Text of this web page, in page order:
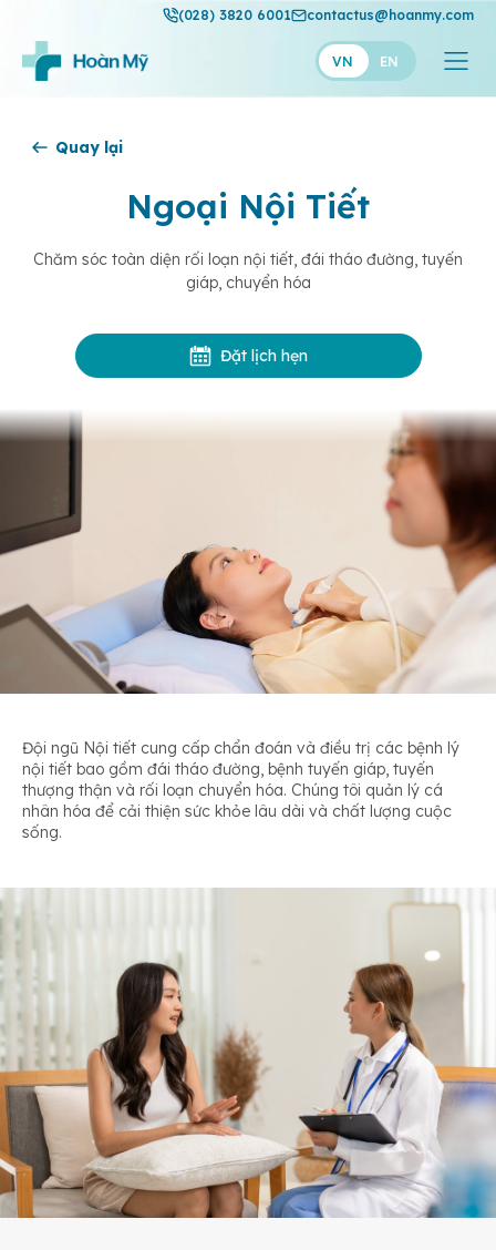
(028) 3820 6001 contactus@hoanmy.com
VN EN
Hạnh Phúc
Thuận Mỹ
Quay lại
Ngoại Nội Tiết
Chăm sóc toàn diện rối loạn nội tiết, đái tháo đường, tuyến
giáp, chuyển hóa
Đặt lịch hẹn
Đội ngũ Nội tiết cung cấp chẩn đoán và điều trị các bệnh lý
nội tiết bao gồm đái tháo đường, bệnh tuyến giáp, tuyến
thượng thận và rối loạn chuyển hóa. Chúng tôi quản lý cá
nhân hóa để cải thiện sức khỏe lâu dài và chất lượng cuộc
sống.